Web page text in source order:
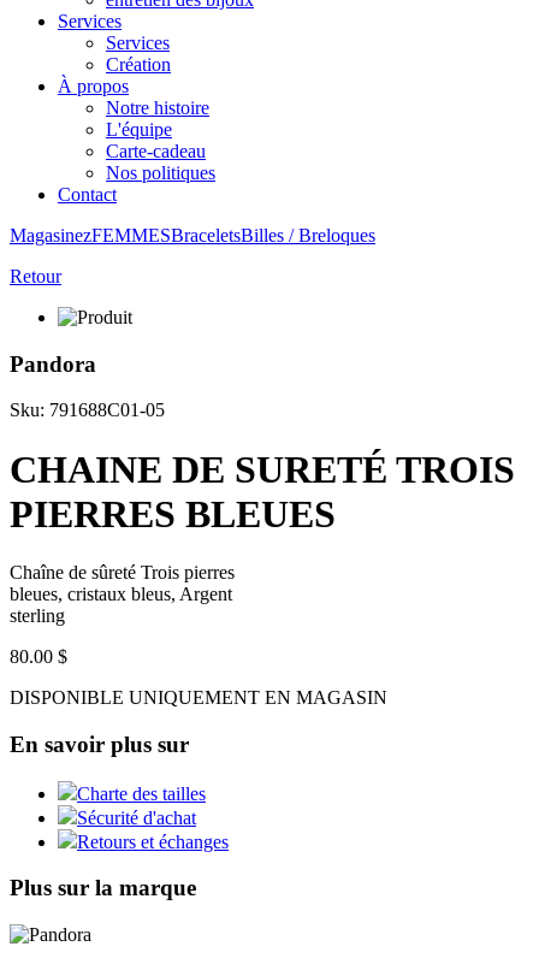
Services
Services
Création
À propos
Notre histoire
L'équipe
Carte-cadeau
Nos politiques
Contact
MagasinezFEMMESBraceletsBilles / Breloques
Retour
Pandora
Sku: 791688C01-05
CHAINE DE SURETÉ TROIS
PIERRES BLEUES
Chaîne de sûreté Trois pierres
bleues, cristaux bleus, Argent
sterling
80.00 $
DISPONIBLE UNIQUEMENT EN MAGASIN
En savoir plus sur
Charte des tailles
Sécurité d'achat
Retours et échanges
Plus sur la marque